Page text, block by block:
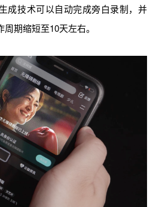
成技术可以自动完成旁白录制，并
期缩短至10天左右。